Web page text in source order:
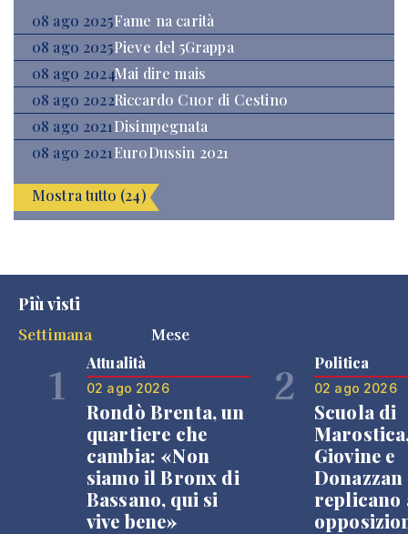
08 ago 2025Fame na carità
08 ago 2025Pieve del 5Grappa
08 ago 2024Mai dire mais
08 ago 2022Riccardo Cuor di Cestino
08 ago 2021Disimpegnata
08 ago 2021EuroDussin 2021
Mostra tutto (24)
Più visti
Settimana
Mese
1 Attualità
02 ago 2026
Rondò Brenta, un
quartiere che
cambia: «Non
siamo il Bronx di
Bassano, qui si
vive bene»
2 Politica
02 ago 2026
Scuola di
Giovine e
Donazzan
replicano